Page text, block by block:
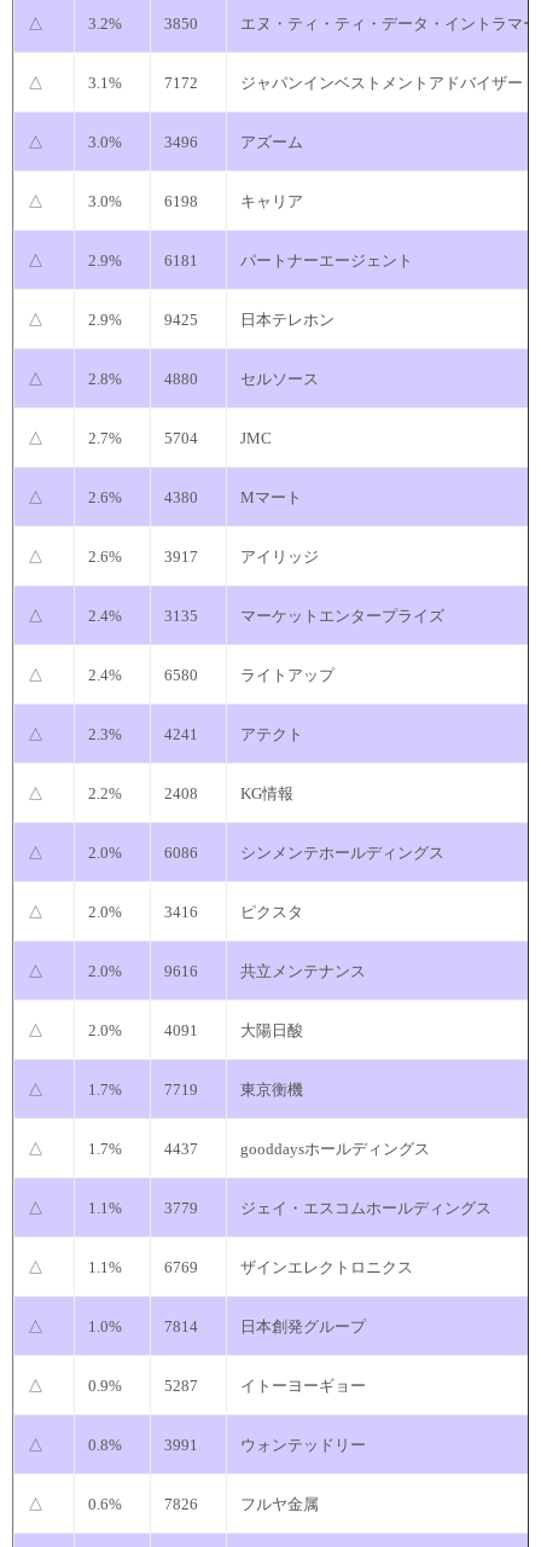
△ 3.2% 3850 エヌ・ティ・ティ・データ・イントラマ
△ 3.1% 7172 ジャパンインベストメントアドバイザー
△ 3.0% 3496 アズーム
△ 3.0% 6198 キャリア
△ 2.9% 6181 パートナーエージェント
△ 2.9% 9425 日本テレホン
△ 2.8% 4880 セルソース
△ 2.7% 5704 JMC
△ 2.6% 4380 Mマート
△ 2.6% 3917 アイリッジ
△ 2.4% 3135 マーケットエンタープライズ
△ 2.4% 6580 ライトアップ
△ 2.3% 4241 アテクト
△ 2.2% 2408 KG情報
△ 2.0% 6086 シンメンテホールディングス
△ 2.0% 3416 ピクスタ
△ 2.0% 9616 共立メンテナンス
△ 2.0% 4091 大陽日酸
△ 1.7% 7719 東京衡機
△ 1.7% 4437 gooddaysホールディングス
△ 1.1% 3779 ジェイ・エスコムホールディングス
△ 1.1% 6769 ザインエレクトロニクス
△ 1.0% 7814 日本創発グループ
△ 0.9% 5287 イトーヨーギョー
△ 0.8% 3991 ウォンテッドリー
△ 0.6% 7826 フルヤ金属